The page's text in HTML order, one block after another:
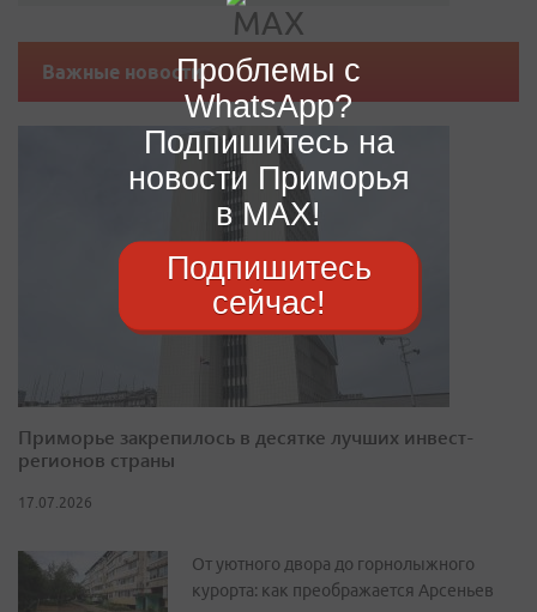
Важные новости
Приморье закрепилось в десятке лучших инвест-
регионов страны
17.07.2026
От уютного двора до горнолыжного
курорта: как преображается Арсеньев
Проблемы с
WhatsApp?
Подпишитесь на
новости Приморья
в MAX!
Подпишитесь
сейчас!